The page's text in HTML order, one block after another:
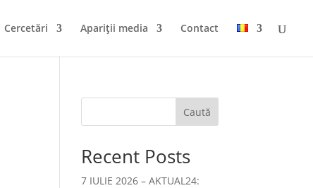
Cercetări Apariții media Contact
Caută
Recent Posts
7 IULIE 2026 – AKTUAL24: